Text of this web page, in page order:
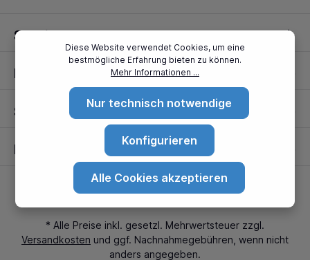
Partner
Standorte
Service
Informationen
* Alle Preise inkl. gesetzl. Mehrwertsteuer zzgl.
Versandkosten und ggf. Nachnahmegebühren, wenn nicht
anders angegeben.
Diese Website verwendet Cookies, um eine
bestmögliche Erfahrung bieten zu können.
Mehr Informationen ...
Nur technisch notwendige
Konfigurieren
Alle Cookies akzeptieren